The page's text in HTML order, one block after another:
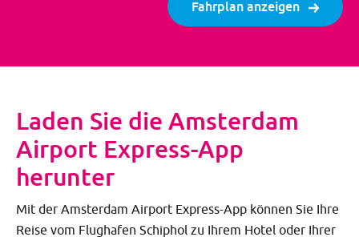
Fahrplan anzeigen
Laden Sie die Amsterdam
Airport Express-App
herunter
Mit der Amsterdam Airport Express-App können Sie Ihre
Reise vom Flughafen Schiphol zu Ihrem Hotel oder Ihrer